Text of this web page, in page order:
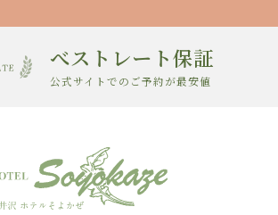
べストレート保証
公式サイトでのご予約が最安値